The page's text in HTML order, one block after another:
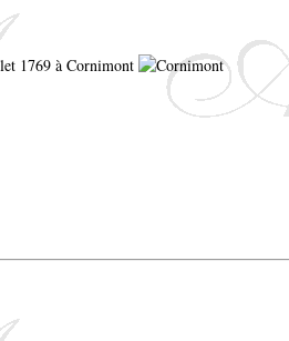
1769 à Cornimont